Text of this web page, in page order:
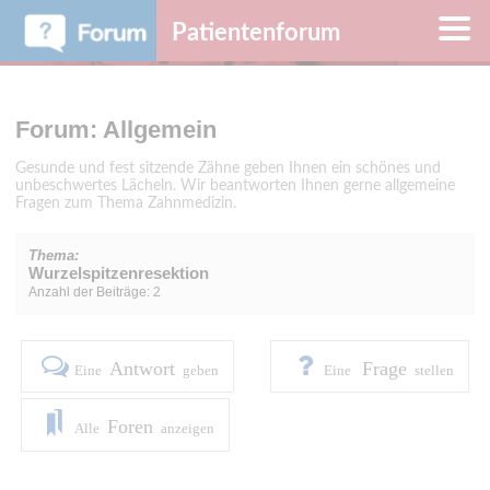
Patientenforum
Forum: Allgemein
Gesunde und fest sitzende Zähne geben Ihnen ein schönes und
unbeschwertes Lächeln. Wir beantworten Ihnen gerne allgemeine
Fragen zum Thema Zahnmedizin.
Thema:
Wurzelspitzenresektion
Anzahl der Beiträge: 2
Eine Antwort geben Eine Frage stellen
Alle Foren anzeigen